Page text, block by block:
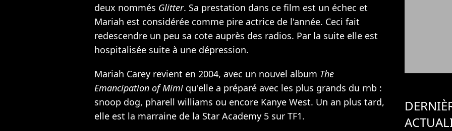
deux nommés Glitter. Sa prestation dans ce film est un échec et
Mariah est considérée comme pire actrice de l'année. Ceci fait
redescendre un peu sa cote auprès des radios. Par la suite elle est
hospitalisée suite à une dépression.
Mariah Carey revient en 2004, avec un nouvel album The
Emancipation of Mimi qu'elle a préparé avec les plus grands du rnb :
snoop dog, pharell williams ou encore Kanye West. Un an plus tard,
elle est la marraine de la Star Academy 5 sur TF1.